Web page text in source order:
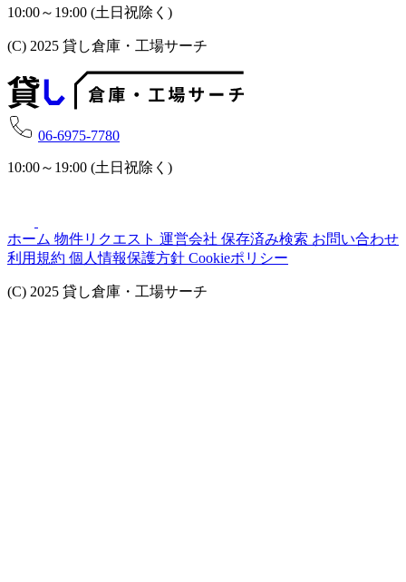
10:00～19:00 (土日祝除く)
(C) 2025 貸し倉庫・工場サーチ
06-6975-7780
10:00～19:00 (土日祝除く)
ホーム 物件リクエスト 運営会社 保存済み検索 お問い合わせ
利用規約 個人情報保護方針 Cookieポリシー
(C) 2025 貸し倉庫・工場サーチ